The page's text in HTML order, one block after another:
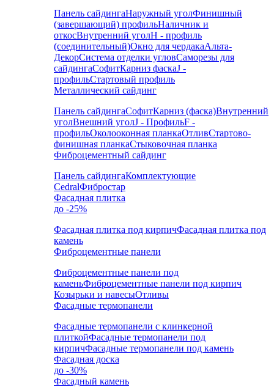
Панель сайдингаНаружный уголФинишный
(завершающий) профильНаличник и
откосВнутренний уголH - профиль
(соединительный)Окно для чердакаАльта-
ДекорСистема отделки угловСаморезы для
сайдингаСофитКарниз фаскаJ -
профильСтартовый профиль
Металлический сайдинг
Панель сайдингаСофитКарниз (фаска)Внутренний
уголВнешний уголJ - ПрофильF -
профильОколооконная планкаОтливСтартово-
финишная планкаСтыковочная планка
Фиброцементный сайдинг
Панель сайдингаКомплектующие
CedralФибростар
Фасадная плитка
до -25%
Фасадная плитка под кирпичФасадная плитка под
камень
Фиброцементные панели
Фиброцементные панели под
каменьФиброцементные панели под кирпич
Козырьки и навесыОтливы
Фасадные термопанели
Фасадные термопанели с клинкерной
плиткойФасадные термопанели под
кирпичФасадные термопанели под камень
Фасадная доска
до -30%
Фасадный камень